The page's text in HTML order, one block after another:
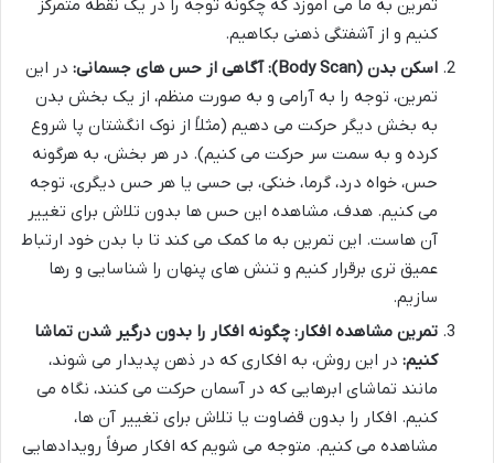
تمرین به ما می آموزد که چگونه توجه را در یک نقطه متمرکز
کنیم و از آشفتگی ذهنی بکاهیم.
اسکن بدن (Body Scan): آگاهی از حس های جسمانی:
در این
تمرین، توجه را به آرامی و به صورت منظم، از یک بخش بدن
به بخش دیگر حرکت می دهیم (مثلاً از نوک انگشتان پا شروع
کرده و به سمت سر حرکت می کنیم). در هر بخش، به هرگونه
حس، خواه درد، گرما، خنکی، بی حسی یا هر حس دیگری، توجه
می کنیم. هدف، مشاهده این حس ها بدون تلاش برای تغییر
آن هاست. این تمرین به ما کمک می کند تا با بدن خود ارتباط
عمیق تری برقرار کنیم و تنش های پنهان را شناسایی و رها
سازیم.
تمرین مشاهده افکار: چگونه افکار را بدون درگیر شدن تماشا
کنیم: در این روش، به افکاری که در ذهن پدیدار می شوند،
مانند تماشای ابرهایی که در آسمان حرکت می کنند، نگاه می
کنیم. افکار را بدون قضاوت یا تلاش برای تغییر آن ها،
مشاهده می کنیم. متوجه می شویم که افکار صرفاً رویدادهایی